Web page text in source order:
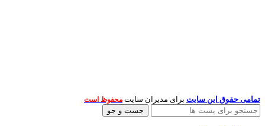
تمامی حقوق این سایت برای مدیران سایت محفوظ است
جست و جو